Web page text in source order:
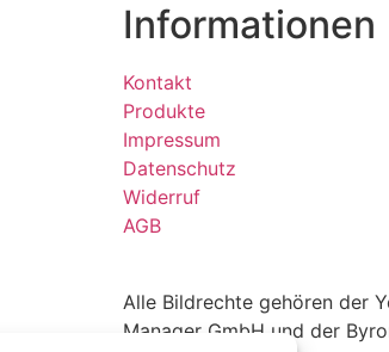
Informationen
Kontakt
Produkte
Impressum
Datenschutz
Widerruf
AGB
Alle Bildrechte gehören der
Manager GmbH und der